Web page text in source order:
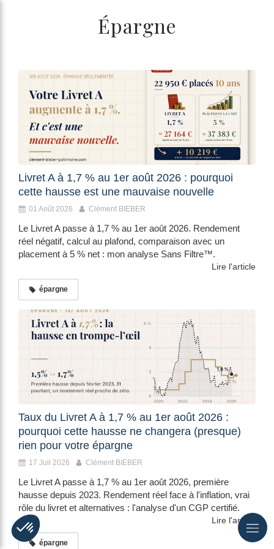
Épargne
Livret A à 1,7 % au 1er août 2026 : pourquoi
cette hausse est une mauvaise nouvelle
01 Août 2026 Clément BIEBER
Le Livret A passe à 1,7 % au 1er août 2026. Rendement
réel négatif, calcul au plafond, comparaison avec un
placement à 5 % net : mon analyse Sans Filtre™.
Lire l'article
épargne
Taux du Livret A à 1,7 % au 1er août 2026 :
pourquoi cette hausse ne changera (presque)
rien pour votre épargne
17 Juil 2026 Clément BIEBER
Le Livret A passe à 1,7 % au 1er août 2026, première
hausse depuis 2023. Rendement réel face à l'inflation, vrai
rôle du livret et alternatives : l'analyse d'un CGP certifié.
Lire l'article
épargne